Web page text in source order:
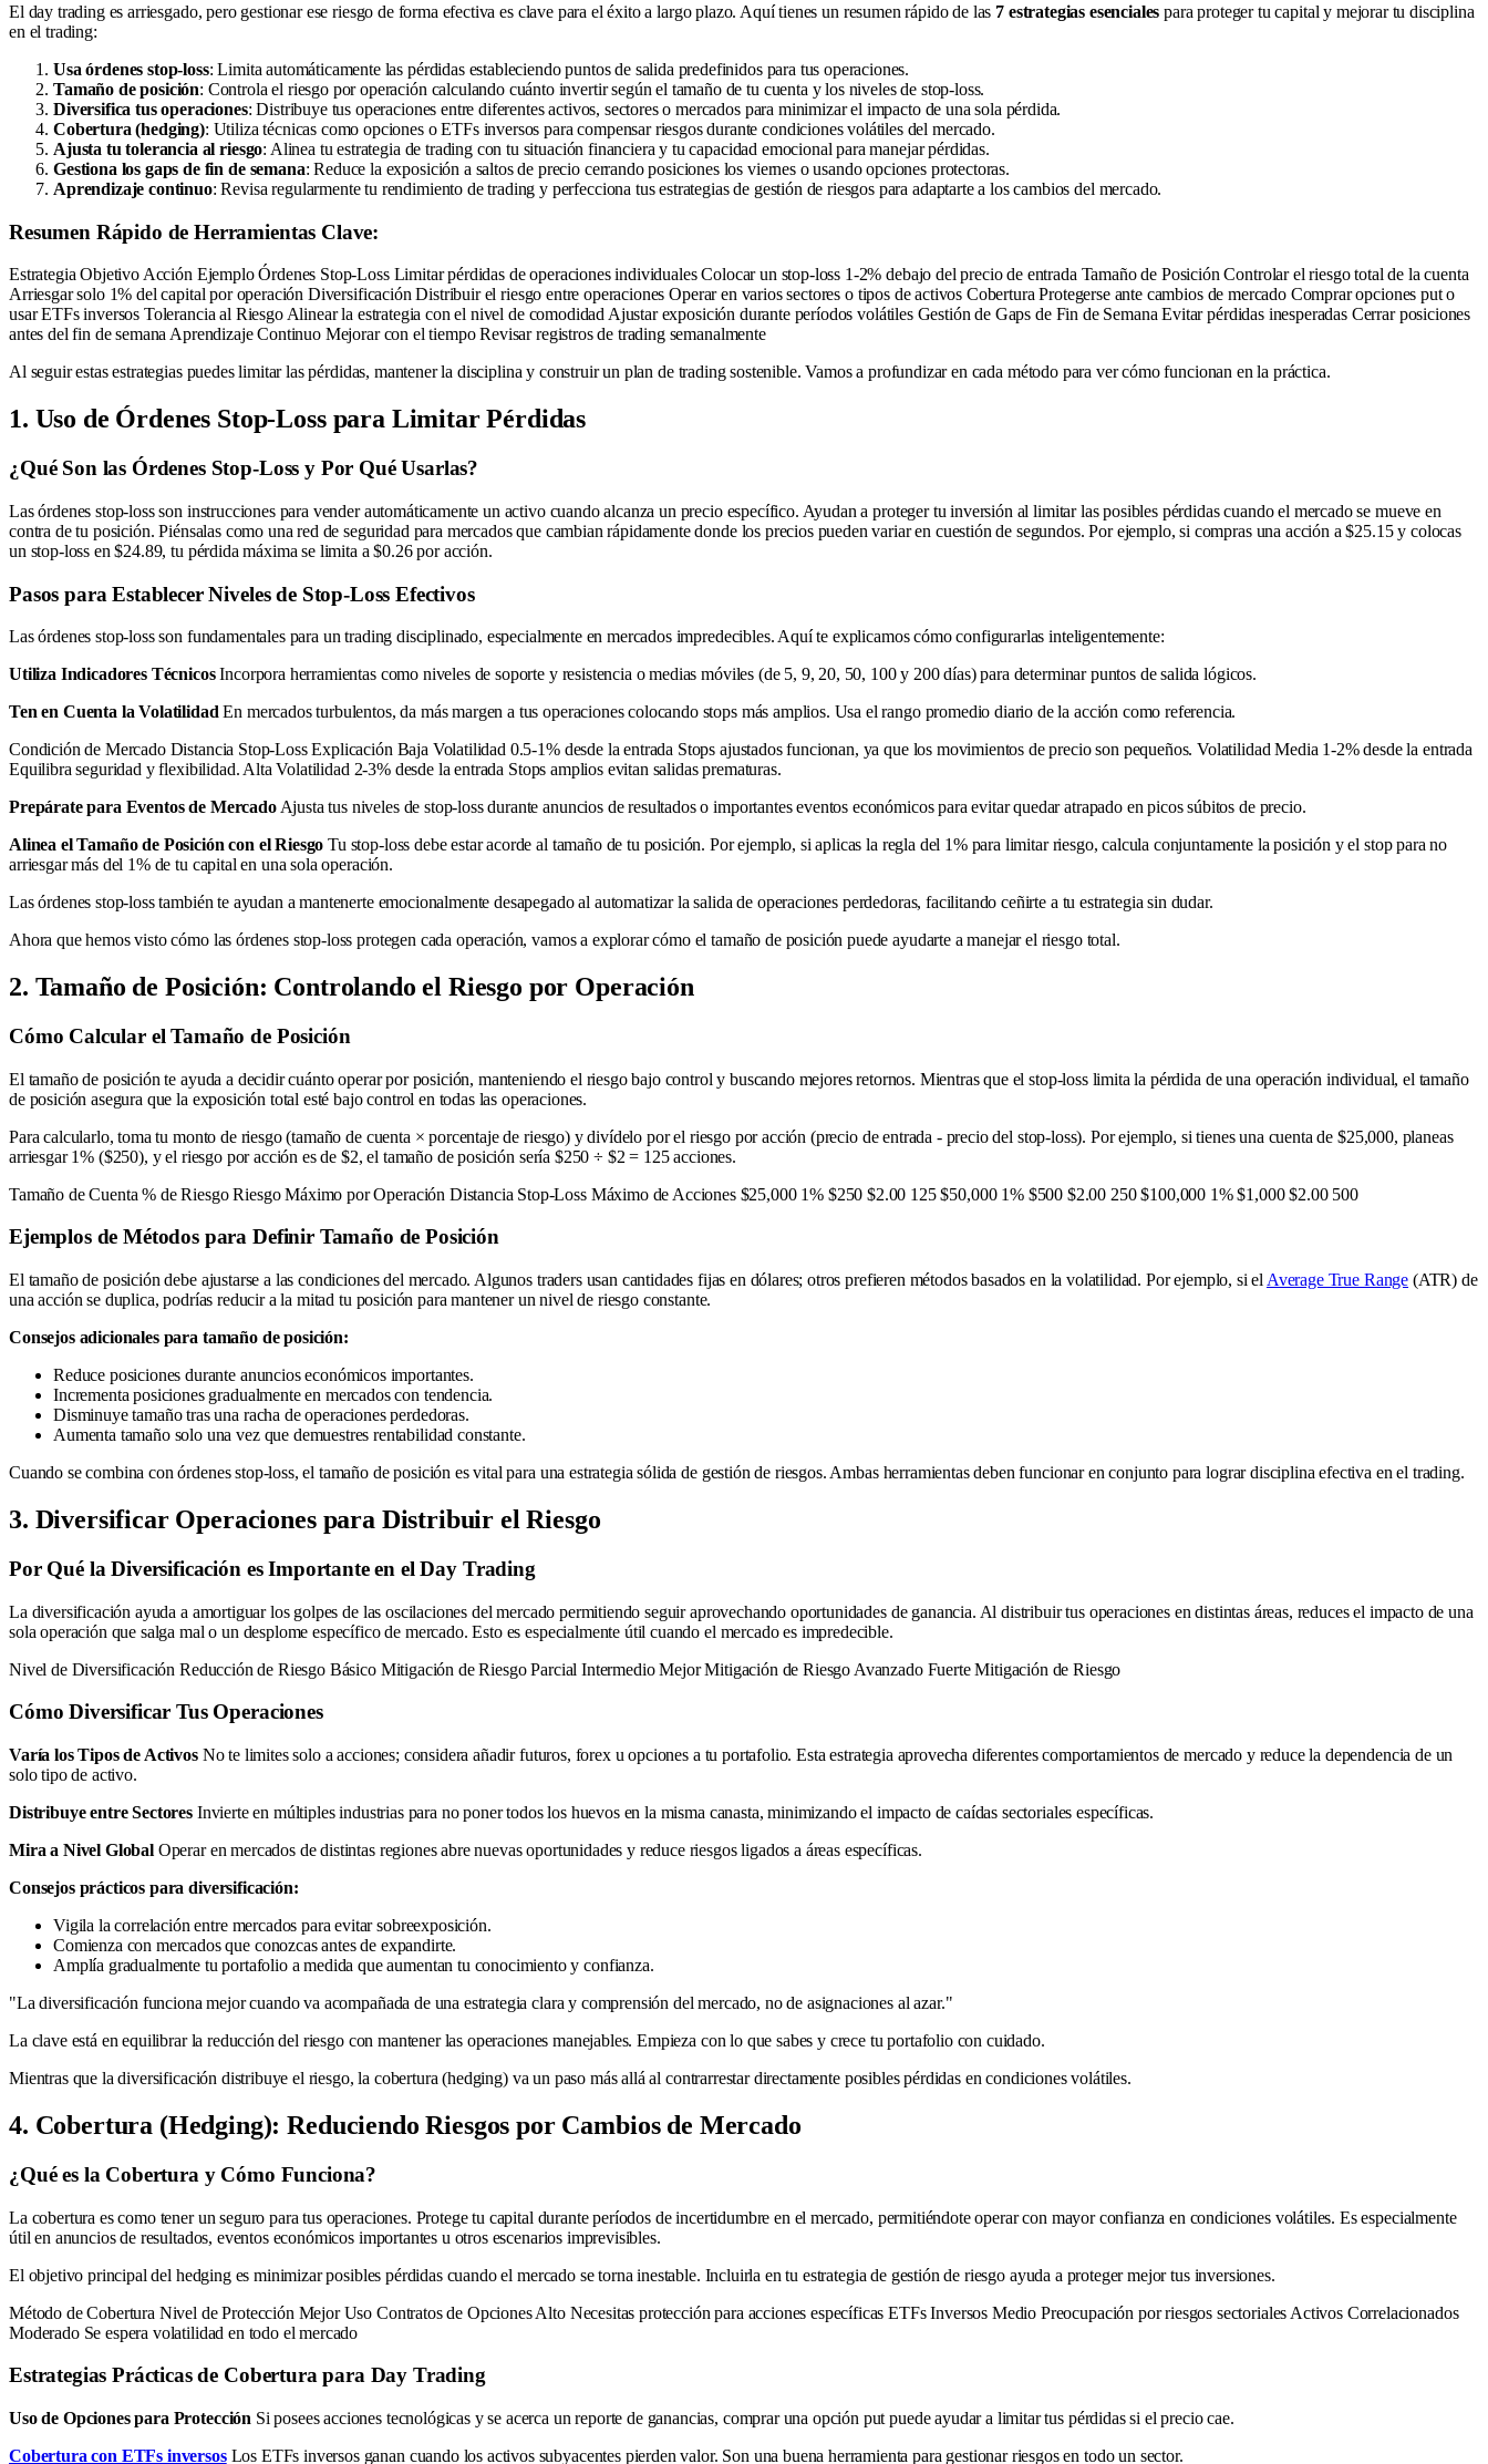
El day trading es arriesgado, pero gestionar ese riesgo de forma efectiva es clave para el éxito a largo plazo. Aquí tienes un resumen rápido de las 7 estrategias esenciales para proteger tu capital y mejorar tu disciplina
en el trading:
Usa órdenes stop-loss: Limita automáticamente las pérdidas estableciendo puntos de salida predefinidos para tus operaciones.
Tamaño de posición: Controla el riesgo por operación calculando cuánto invertir según el tamaño de tu cuenta y los niveles de stop-loss.
Diversifica tus operaciones: Distribuye tus operaciones entre diferentes activos, sectores o mercados para minimizar el impacto de una sola pérdida.
Cobertura (hedging): Utiliza técnicas como opciones o ETFs inversos para compensar riesgos durante condiciones volátiles del mercado.
Ajusta tu tolerancia al riesgo: Alinea tu estrategia de trading con tu situación financiera y tu capacidad emocional para manejar pérdidas.
Gestiona los gaps de fin de semana: Reduce la exposición a saltos de precio cerrando posiciones los viernes o usando opciones protectoras.
Aprendizaje continuo: Revisa regularmente tu rendimiento de trading y perfecciona tus estrategias de gestión de riesgos para adaptarte a los cambios del mercado.
Resumen Rápido de Herramientas Clave:
Estrategia Objetivo Acción Ejemplo Órdenes Stop-Loss Limitar pérdidas de operaciones individuales Colocar un stop-loss 1-2% debajo del precio de entrada Tamaño de Posición Controlar el riesgo total de la cuenta
Arriesgar solo 1% del capital por operación Diversificación Distribuir el riesgo entre operaciones Operar en varios sectores o tipos de activos Cobertura Protegerse ante cambios de mercado Comprar opciones put o
usar ETFs inversos Tolerancia al Riesgo Alinear la estrategia con el nivel de comodidad Ajustar exposición durante períodos volátiles Gestión de Gaps de Fin de Semana Evitar pérdidas inesperadas Cerrar posiciones
antes del fin de semana Aprendizaje Continuo Mejorar con el tiempo Revisar registros de trading semanalmente
Al seguir estas estrategias puedes limitar las pérdidas, mantener la disciplina y construir un plan de trading sostenible. Vamos a profundizar en cada método para ver cómo funcionan en la práctica.
1. Uso de Órdenes Stop-Loss para Limitar Pérdidas
¿Qué Son las Órdenes Stop-Loss y Por Qué Usarlas?
Las órdenes stop-loss son instrucciones para vender automáticamente un activo cuando alcanza un precio específico. Ayudan a proteger tu inversión al limitar las posibles pérdidas cuando el mercado se mueve en
contra de tu posición. Piénsalas como una red de seguridad para mercados que cambian rápidamente donde los precios pueden variar en cuestión de segundos. Por ejemplo, si compras una acción a $25.15 y colocas
un stop-loss en $24.89, tu pérdida máxima se limita a $0.26 por acción.
Pasos para Establecer Niveles de Stop-Loss Efectivos
Las órdenes stop-loss son fundamentales para un trading disciplinado, especialmente en mercados impredecibles. Aquí te explicamos cómo configurarlas inteligentemente:
Utiliza Indicadores TécnicosIncorpora herramientas como niveles de soporte y resistencia o medias móviles (de 5, 9, 20, 50, 100 y 200 días) para determinar puntos de salida lógicos.
Ten en Cuenta la Volatilidad En mercados turbulentos, da más margen a tus operaciones colocando stops más amplios. Usa el rango promedio diario de la acción como referencia.
Condición de Mercado Distancia Stop-Loss Explicación Baja Volatilidad 0.5-1% desde la entrada Stops ajustados funcionan, ya que los movimientos de precio son pequeños. Volatilidad Media 1-2% desde la entrada
Equilibra seguridad y flexibilidad. Alta Volatilidad 2-3% desde la entrada Stops amplios evitan salidas prematuras.
Prepárate para Eventos de MercadoAjusta tus niveles de stop-loss durante anuncios de resultados o importantes eventos económicos para evitar quedar atrapado en picos súbitos de precio.
Alinea el Tamaño de Posición con el Riesgo Tu stop-loss debe estar acorde al tamaño de tu posición. Por ejemplo, si aplicas la regla del 1% para limitar riesgo, calcula conjuntamente la posición y el stop para no
arriesgar más del 1% de tu capital en una sola operación.
Las órdenes stop-loss también te ayudan a mantenerte emocionalmente desapegado al automatizar la salida de operaciones perdedoras, facilitando ceñirte a tu estrategia sin dudar.
Ahora que hemos visto cómo las órdenes stop-loss protegen cada operación, vamos a explorar cómo el tamaño de posición puede ayudarte a manejar el riesgo total.
2. Tamaño de Posición: Controlando el Riesgo por Operación
Cómo Calcular el Tamaño de Posición
El tamaño de posición te ayuda a decidir cuánto operar por posición, manteniendo el riesgo bajo control y buscando mejores retornos. Mientras que el stop-loss limita la pérdida de una operación individual, el tamaño
de posición asegura que la exposición total esté bajo control en todas las operaciones.
Para calcularlo, toma tu monto de riesgo (tamaño de cuenta × porcentaje de riesgo) y divídelo por el riesgo por acción (precio de entrada - precio del stop-loss). Por ejemplo, si tienes una cuenta de $25,000, planeas
arriesgar 1% ($250), y el riesgo por acción es de $2, el tamaño de posición sería $250 ÷ $2 = 125 acciones.
Tamaño de Cuenta % de Riesgo Riesgo Máximo por Operación Distancia Stop-Loss Máximo de Acciones $25,000 1% $250 $2.00 125 $50,000 1% $500 $2.00 250 $100,000 1% $1,000 $2.00 500
Ejemplos de Métodos para Definir Tamaño de Posición
El tamaño de posición debe ajustarse a las condiciones del mercado. Algunos traders usan cantidades fijas en dólares; otros prefieren métodos basados en la volatilidad. Por ejemplo, si el Average True Range (ATR) de
una acción se duplica, podrías reducir a la mitad tu posición para mantener un nivel de riesgo constante.
Consejos adicionales para tamaño de posición:
Reduce posiciones durante anuncios económicos importantes.
Incrementa posiciones gradualmente en mercados con tendencia.
Disminuye tamaño tras una racha de operaciones perdedoras.
Aumenta tamaño solo una vez que demuestres rentabilidad constante.
Cuando se combina con órdenes stop-loss, el tamaño de posición es vital para una estrategia sólida de gestión de riesgos. Ambas herramientas deben funcionar en conjunto para lograr disciplina efectiva en el trading.
3. Diversificar Operaciones para Distribuir el Riesgo
Por Qué la Diversificación es Importante en el Day Trading
La diversificación ayuda a amortiguar los golpes de las oscilaciones del mercado permitiendo seguir aprovechando oportunidades de ganancia. Al distribuir tus operaciones en distintas áreas, reduces el impacto de una
sola operación que salga mal o un desplome específico de mercado. Esto es especialmente útil cuando el mercado es impredecible.
Nivel de Diversificación Reducción de Riesgo Básico Mitigación de Riesgo Parcial Intermedio Mejor Mitigación de Riesgo Avanzado Fuerte Mitigación de Riesgo
Cómo Diversificar Tus Operaciones
Varía los Tipos de ActivosNo te limites solo a acciones; considera añadir futuros, forex u opciones a tu portafolio. Esta estrategia aprovecha diferentes comportamientos de mercado y reduce la dependencia de un
solo tipo de activo.
Distribuye entre Sectores Invierte en múltiples industrias para no poner todos los huevos en la misma canasta, minimizando el impacto de caídas sectoriales específicas.
Mira a Nivel GlobalOperar en mercados de distintas regiones abre nuevas oportunidades y reduce riesgos ligados a áreas específicas.
Consejos prácticos para diversificación:
Vigila la correlación entre mercados para evitar sobreexposición.
Comienza con mercados que conozcas antes de expandirte.
Amplía gradualmente tu portafolio a medida que aumentan tu conocimiento y confianza.
"La diversificación funciona mejor cuando va acompañada de una estrategia clara y comprensión del mercado, no de asignaciones al azar."
La clave está en equilibrar la reducción del riesgo con mantener las operaciones manejables. Empieza con lo que sabes y crece tu portafolio con cuidado.
Mientras que la diversificación distribuye el riesgo, la cobertura (hedging) va un paso más allá al contrarrestar directamente posibles pérdidas en condiciones volátiles.
4. Cobertura (Hedging): Reduciendo Riesgos por Cambios de Mercado
¿Qué es la Cobertura y Cómo Funciona?
La cobertura es como tener un seguro para tus operaciones. Protege tu capital durante períodos de incertidumbre en el mercado, permitiéndote operar con mayor confianza en condiciones volátiles. Es especialmente
útil en anuncios de resultados, eventos económicos importantes u otros escenarios imprevisibles.
El objetivo principal del hedging es minimizar posibles pérdidas cuando el mercado se torna inestable. Incluirla en tu estrategia de gestión de riesgo ayuda a proteger mejor tus inversiones.
Método de Cobertura Nivel de Protección Mejor Uso Contratos de Opciones Alto Necesitas protección para acciones específicas ETFs Inversos Medio Preocupación por riesgos sectoriales Activos Correlacionados
Moderado Se espera volatilidad en todo el mercado
Estrategias Prácticas de Cobertura para Day Trading
Uso de Opciones para Protección Si posees acciones tecnológicas y se acerca un reporte de ganancias, comprar una opción put puede ayudar a limitar tus pérdidas si el precio cae.
Cobertura con ETFs inversosLos ETFs inversos ganan cuando los activos subyacentes pierden valor. Son una buena herramienta para gestionar riesgos en todo un sector.